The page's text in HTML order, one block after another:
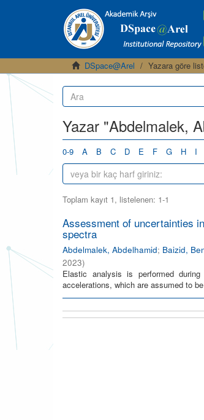
DSpace@Arel Yazara göre
Yazar "Abdelmalek,
0-9 A B C D E F G H I
Toplam kayıt 1, listelenen: 1-1
Assessment of uncertainties
spectra
Abdelmalek, Abdelhamid; Baizid,
2023)
Elastic analysis is performed
accelerations, which are assumed to